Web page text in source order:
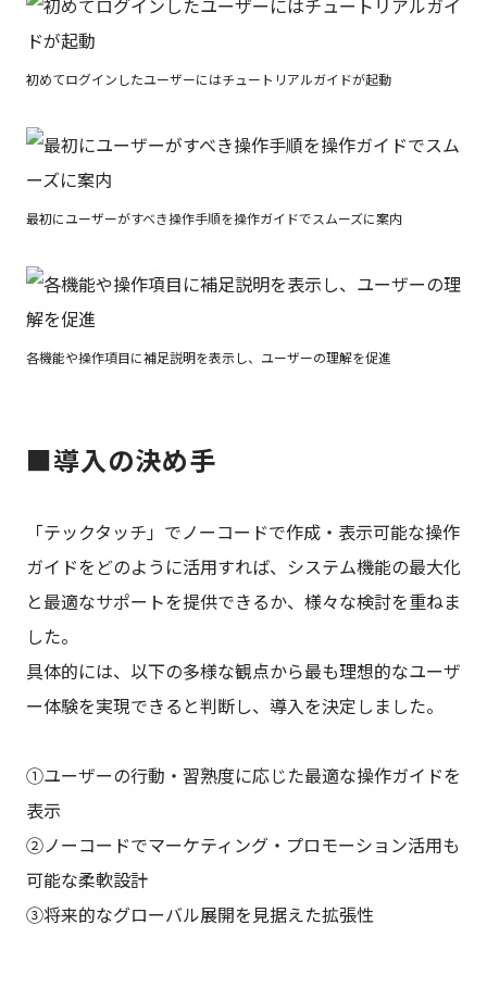
初めてログインしたユーザーにはチュートリアルガイドが起動
最初にユーザーがすべき操作手順を操作ガイドでスムーズに案内
各機能や操作項目に補足説明を表示し、ユーザーの理解を促進
■導入の決め手
「テックタッチ」でノーコードで作成・表示可能な操作
ガイドをどのように活用すれば、システム機能の最大化
と最適なサポートを提供できるか、様々な検討を重ねま
した。
具体的には、以下の多様な観点から最も理想的なユーザ
ー体験を実現できると判断し、導入を決定しました。
①ユーザーの行動・習熟度に応じた最適な操作ガイドを
表示
②ノーコードでマーケティング・プロモーション活用も
可能な柔軟設計
③将来的なグローバル展開を見据えた拡張性